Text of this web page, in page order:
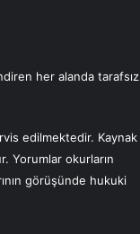
her alanda tarafsız
edilmektedir. Kaynak
Yorumlar okurların
görüşünde hukuki